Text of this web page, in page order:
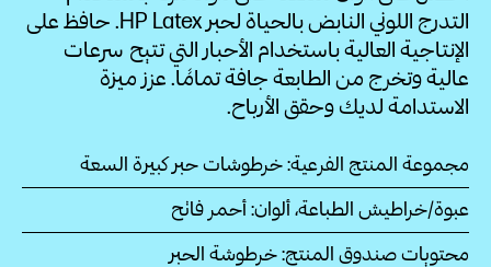
التدرج اللوني النابض بالحياة لحبر HP Latex. حافظ على
الإنتاجية العالية باستخدام الأحبار التي تتيح سرعات
عالية وتخرج من الطابعة جافة تمامًا. عزز ميزة
الاستدامة لديك وحقق الأرباح.
مجموعة المنتج الفرعية: خرطوشات حبر كبيرة السعة
عبوة/خراطيش الطباعة، ألوان: أحمر فاتح
محتويات صندوق المنتج: خرطوشة الحبر